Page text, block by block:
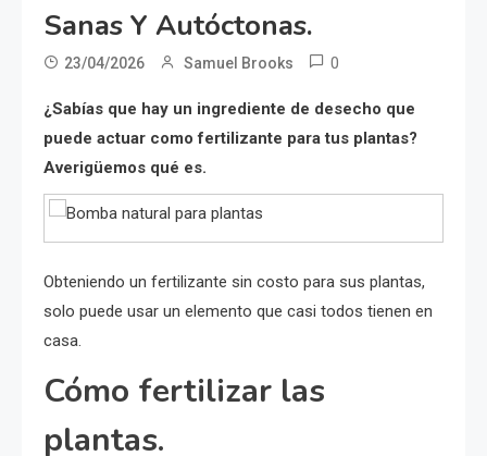
Sanas Y Autóctonas.
23/04/2026 Samuel Brooks 0
¿Sabías que hay un ingrediente de desecho que
puede actuar como fertilizante para tus plantas?
Averigüemos qué es.
Obteniendo un fertilizante sin costo para sus plantas,
solo puede usar un elemento que casi todos tienen en
casa.
Cómo fertilizar las
plantas.